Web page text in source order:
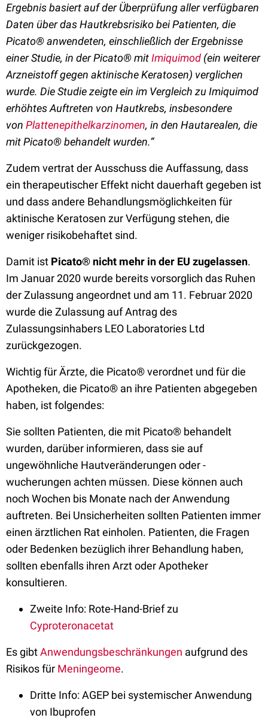
Ergebnis basiert auf der Überprüfung aller verfügbaren
Daten über das Hautkrebsrisiko bei Patienten, die
Picato® anwendeten, einschließlich der Ergebnisse
einer Studie, in der Picato® mitImiquimod (ein weiterer
Arzneistoff gegen aktinische Keratosen) verglichen
wurde. Die Studie zeigte ein im Vergleich zu Imiquimod
erhöhtes Auftreten von Hautkrebs, insbesondere
von Plattenepithelkarzinomen, in den Hautarealen, die
mit Picato® behandelt wurden.“
Zudem vertrat der Ausschuss die Auffassung, dass
ein therapeutischer Effekt nicht dauerhaft gegeben ist
und dass andere Behandlungsmöglichkeiten für
aktinische Keratosen zur Verfügung stehen, die
weniger risikobehaftet sind.
Damit ist Picato® nicht mehr in der EU zugelassen.
Im Januar 2020 wurde bereits vorsorglich das Ruhen
der Zulassung angeordnet und am 11. Februar 2020
wurde die Zulassung auf Antrag des
Zulassungsinhabers LEO Laboratories Ltd
zurückgezogen.
Wichtig für Ärzte, die Picato® verordnet und für die
Apotheken, die Picato® an ihre Patienten abgegeben
haben, ist folgendes:
Sie sollten Patienten, die mit Picato® behandelt
wurden, darüber informieren, dass sie auf
ungewöhnliche Hautveränderungen oder -
wucherungen achten müssen. Diese können auch
noch Wochen bis Monate nach der Anwendung
auftreten. Bei Unsicherheiten sollten Patienten immer
einen ärztlichen Rat einholen. Patienten, die Fragen
oder Bedenken bezüglich ihrer Behandlung haben,
sollten ebenfalls ihren Arzt oder Apotheker
konsultieren.
Zweite Info: Rote-Hand-Brief zu
Cyproteronacetat
Es gibtAnwendungsbeschränkungen aufgrund des
Risikos für Meningeome.
Dritte Info: AGEP bei systemischer Anwendung
von Ibuprofen